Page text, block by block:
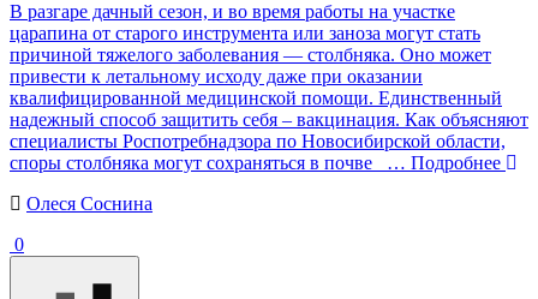
В разгаре дачный сезон, и во время работы на участке
царапина от старого инструмента или заноза могут стать
причиной тяжелого заболевания — столбняка. Оно может
привести к летальному исходу даже при оказании
квалифицированной медицинской помощи. Единственный
надежный способ защитить себя – вакцинация. Как объясняют
специалисты Роспотребнадзора по Новосибирской области,
споры столбняка могут сохраняться в почве
… Подробнее
Олеся Соснина
0